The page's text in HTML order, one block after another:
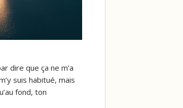
dire que ça ne m’a
suis habitué, mais
fond, ton